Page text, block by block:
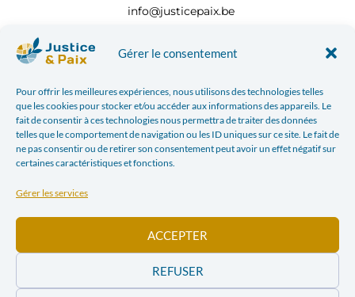
Gérer le consentement
Pour offrir les meilleures expériences, nous utilisons des technologies telles
que les cookies pour stocker et/ou accéder aux informations des appareils. Le
fait de consentir à ces technologies nous permettra de traiter des données
telles que le comportement de navigation ou les ID uniques sur ce site. Le fait de
ne pas consentir ou de retirer son consentement peut avoir un effet négatif sur
certaines caractéristiques et fonctions.
Gérer les services
ACCEPTER
REFUSER
info@justicepaix.be
POLITIQUE DE CONFIDENTIALITÉ| JUSTICE & PAIX – CHAUSSÉE SAINT-PIERRE, 208 À 1040